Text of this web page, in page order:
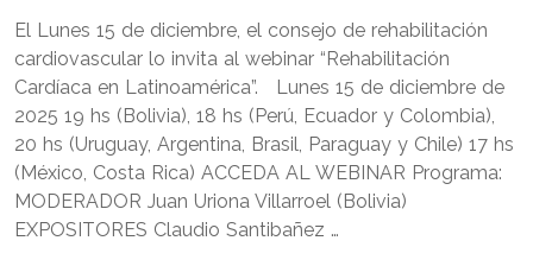
El Lunes 15 de diciembre, el consejo de rehabilitación
cardiovascular lo invita al webinar “Rehabilitación
Cardíaca en Latinoamérica”. Lunes 15 de diciembre de
2025 19 hs (Bolivia), 18 hs (Perú, Ecuador y Colombia),
20 hs (Uruguay, Argentina, Brasil, Paraguay y Chile) 17 hs
(México, Costa Rica) ACCEDA AL WEBINAR Programa:
MODERADOR Juan Uriona Villarroel (Bolivia)
EXPOSITORES Claudio Santibañez …